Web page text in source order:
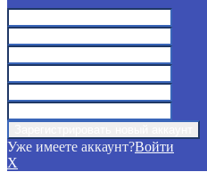
Уже имеете аккаунт?Войти
X